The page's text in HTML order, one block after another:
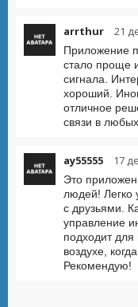
arrthur 21
Приложение
стало проще
сигнала.
хороший.
отличное
связи в
ay55555 17
Это
людей! Легко
с друзьями.
управление
подходит
воздухе,
Рекомендую!